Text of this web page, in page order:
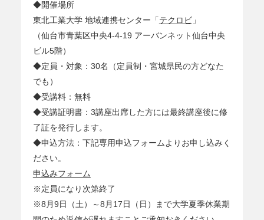
◆開催場所
東北工業大学 地域連携センター「テクロビ」
（仙台市青葉区中央4-4-19 アーバンネット仙台中央
ビル5階）
◆定員・対象：30名（定員制・宮城県民の方どなた
でも）
◆受講料：無料
◆受講証明書：3講座出席した方には最終講座後に修
了証を発行します。
◆申込方法：下記専用申込フォームよりお申し込みく
ださい。
申込みフォーム
※定員になり次第終了
※8月9日（土）～8月17日（日）まで大学夏季休業期